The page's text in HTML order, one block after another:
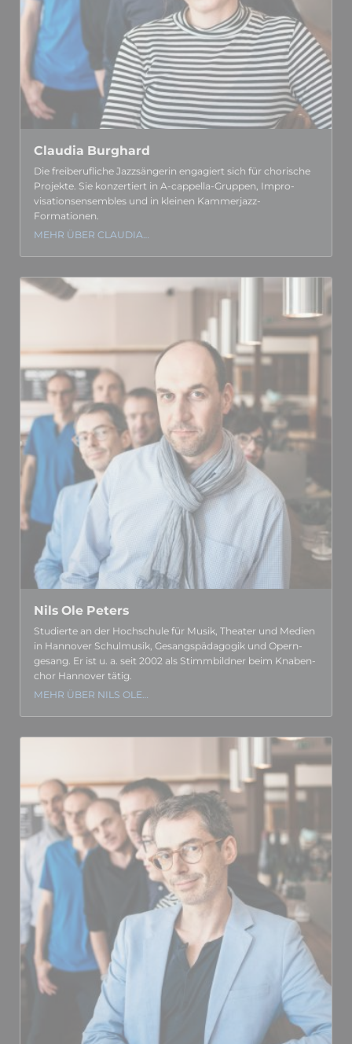
Claudia Burghard
Die frei­berufliche Jazz­sängerin engagiert sich für chorische
Projekte. Sie konzertiert in A-cappella-Gruppen, Impro­
visations­ensembles und in kleinen Kammerjazz-
Formationen.
MEHR ÜBER CLAUDIA…
Nils Ole Peters
Studierte an der Hoch­schule für Musik, Theater und Medien
in Hannover Schul­musik, Gesangs­­pädagogik und Opern­­
gesang. Er ist u. a. seit 2002 als Stimm­­bildner beim Knaben­­
chor Hannover tätig.
MEHR ÜBER NILS OLE…